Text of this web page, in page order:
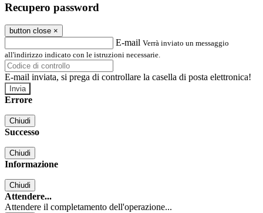
Recupero password
button close ×
E-mail Verrà inviato un messaggio
all'indirizzo indicato con le istruzioni necessarie.
E-mail inviata, si prega di controllare la casella di posta elettronica!
Errore
Chiudi
Successo
Chiudi
Informazione
Chiudi
Attendere...
Attendere il completamento dell'operazione...